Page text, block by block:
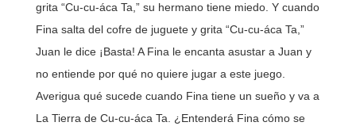
grita “Cu-cu-áca Ta,” su hermano tiene miedo. Y cuando
Fina salta del cofre de juguete y grita “Cu-cu-áca Ta,”
Juan le dice ¡Basta! A Fina le encanta asustar a Juan y
no entiende por qué no quiere jugar a este juego.
Averigua qué sucede cuando Fina tiene un sueño y va a
La Tierra de Cu-cu-áca Ta. ¿Entenderá Fina cómo se